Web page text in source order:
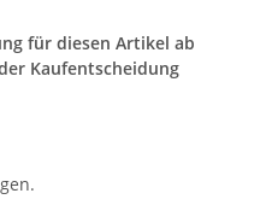
für diesen Artikel ab
Kaufentscheidung